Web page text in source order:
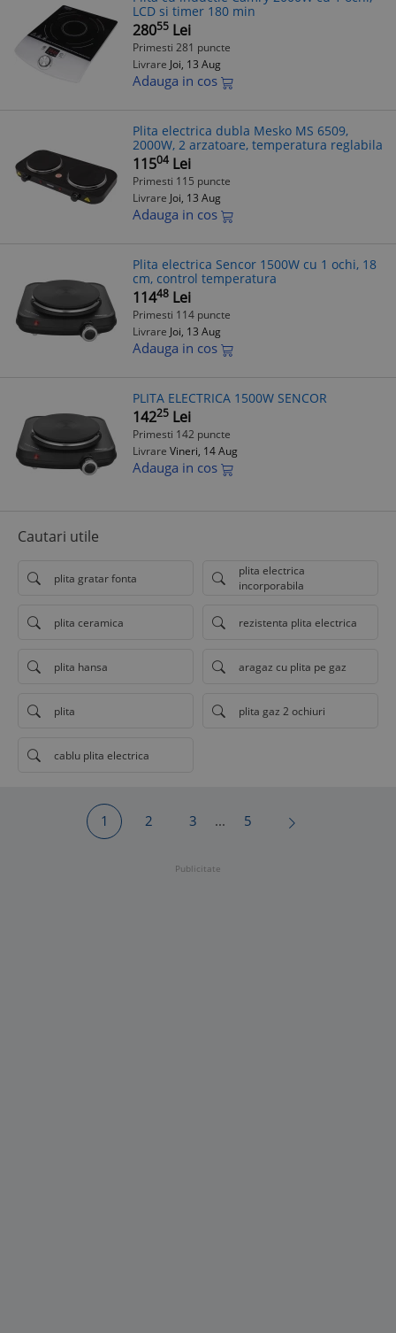
LCD si timer 180 min
28055 Lei
Primesti 281 puncte
Livrare Joi, 13 Aug
Adauga in cos
Plita electrica dubla Mesko MS 6509,
2000W, 2 arzatoare, temperatura reglabila
11504 Lei
Primesti 115 puncte
Livrare Joi, 13 Aug
Adauga in cos
Plita electrica Sencor 1500W cu 1 ochi, 18
cm, control temperatura
11448 Lei
Primesti 114 puncte
Livrare Joi, 13 Aug
Adauga in cos
PLITA ELECTRICA 1500W SENCOR
14225 Lei
Primesti 142 puncte
Livrare Vineri, 14 Aug
Adauga in cos
Cautari utile
plita gratar fonta
plita electrica
incorporabila
plita ceramica rezistenta plita electrica
plita hansa aragaz cu plita pe gaz
plita plita gaz 2 ochiuri
cablu plita electrica
1 2 3 ... 5
Publicitate